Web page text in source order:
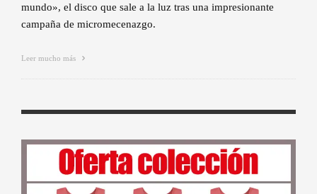
mundo», el disco que sale a la luz tras una impresionante
campaña de micromecenazgo.
Leer mucho más